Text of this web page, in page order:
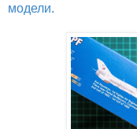
модели.